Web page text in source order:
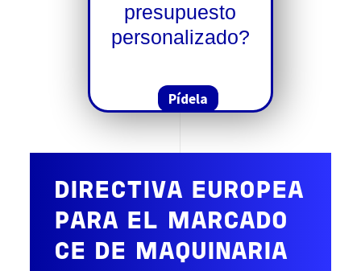
presupuesto
personalizado?
Pídela
DIRECTIVA EUROPEA
PARA EL MARCADO
CE DE MAQUINARIA